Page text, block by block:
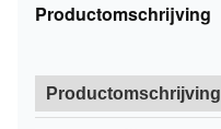
Productomschrijving
Productomschrijving